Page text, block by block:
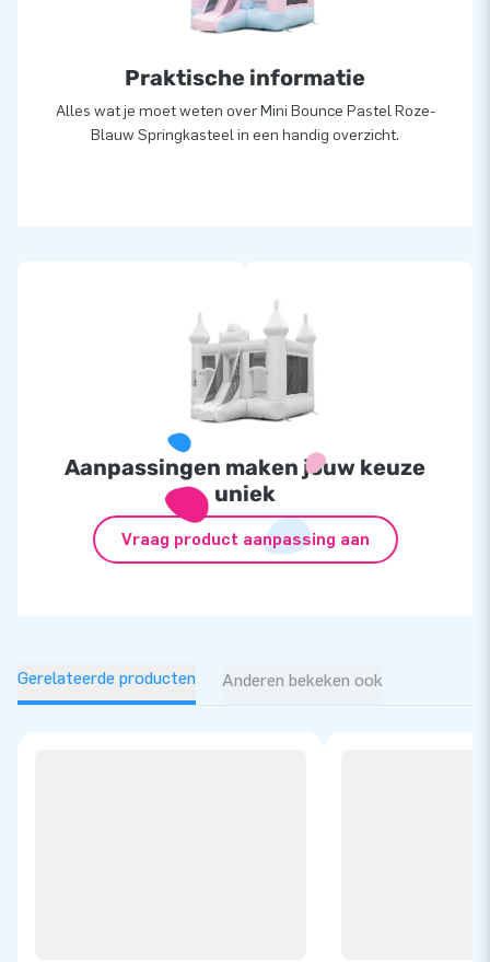
Praktische informatie
Alles wat je moet weten over Mini Bounce Pastel Roze-
Blauw Springkasteel in een handig overzicht.
Aanpassingen maken jouw keuze
uniek
Vraag product aanpassing aan
Gerelateerde producten Anderen bekeken ook